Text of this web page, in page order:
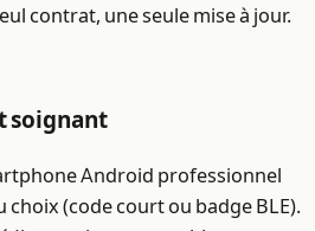
contrat, une seule mise à jour.
soignant
Android professionnel
choix (code court ou badge BLE).